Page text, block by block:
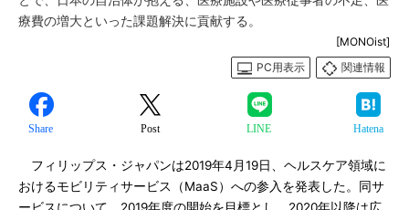
療費の増大といった課題解決に貢献する。
[MONOist]
PC用表示
関連情報
Share Post LINE Hatena
フィリップス・ジャパンは2019年4月19日、ヘルスケア領域に
おけるモビリティサービス（MaaS）への参入を発表した。同サ